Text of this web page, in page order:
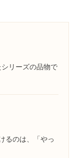
リーズの品物で
るのは、「やっ